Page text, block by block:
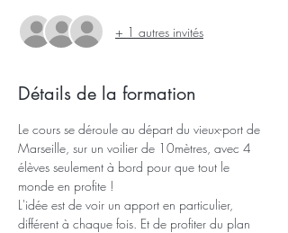
+ 1 autres invités
Détails de la formation
Le cours se déroule au départ du vieux-port de
Marseille, sur un voilier de 10mètres, avec 4
élèves seulement à bord pour que tout le
monde en profite !
L'idée est de voir un apport en particulier,
différent à chaque fois. Et de profiter du plan